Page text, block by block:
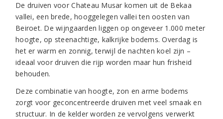
De druiven voor Chateau Musar komen uit de Bekaa
vallei, een brede, hooggelegen vallei ten oosten van
Beiroet. De wijngaarden liggen op ongeveer 1.000 meter
hoogte, op steenachtige, kalkrijke bodems. Overdag is
het er warm en zonnig, terwijl de nachten koel zijn –
ideaal voor druiven die rijp worden maar hun frisheid
behouden.
Deze combinatie van hoogte, zon en arme bodems
zorgt voor geconcentreerde druiven met veel smaak en
structuur. In de kelder worden ze vervolgens verwerkt